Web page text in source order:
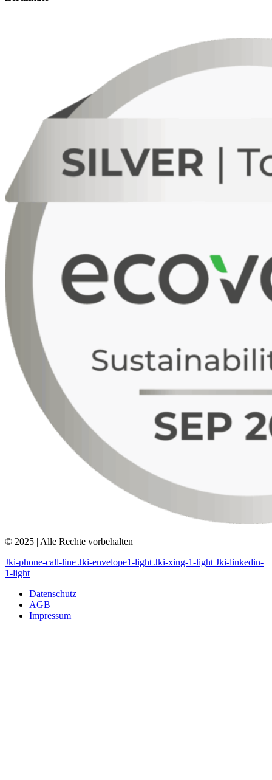
© 2025 | Alle Rechte vorbehalten
Jki-phone-call-line Jki-envelope1-light Jki-xing-1-light Jki-linkedin-
1-light
Datenschutz
AGB
Impressum